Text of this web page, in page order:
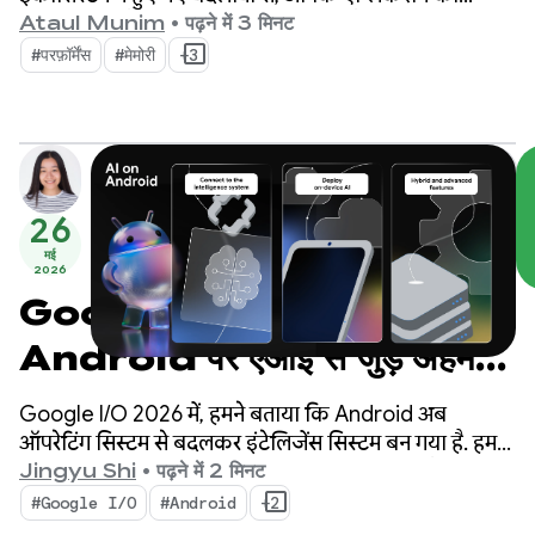
क्वालिटी को कैसे बेहतर बनाया जा सकता है. साथ ही, डेवलपमेंट
की प्रोसेस को ज़्यादा से ज़्यादा असरदार कैसे बनाया जा सकता
है.
Ataul Munim • पढ़ने में 3 मिनट
#परफ़ॉर्मेंस #मेमोरी +3
26
मई
2026
Google I/O ‘26 से,
Android पर एआई से जुड़े अहम
अपडेट, ताकि इंटेलिजेंट अनुभव बनाए
जा सकें
Google I/O 2026 में, हमने बताया कि Android अब
ऑपरेटिंग सिस्टम से बदलकर इंटेलिजेंस सिस्टम बन गया है. हमने
यह भी दिखाया कि सिस्टम के साथ, इंटेलिजेंट अनुभव कैसे बनाए
जा सकते हैं. साथ ही, Google के एआई की मदद से अपने
ऐप्लिकेशन को कैसे बेहतर बनाया जा सकता है.
Jingyu Shi • पढ़ने में 2 मिनट
#Google I/O #Android +2